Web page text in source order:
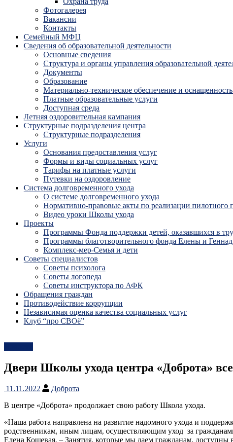
Фотогалерея
Вакансии
Контакты
Семейный МФЦ
Сведения об образовательной деятельности
Основные сведения
Структура и органы управления образовательной
Документы
Образование
Материально-техническое обеспечение и оснащенность
Платные образовательные услуги
Доступная среда
Летняя оздоровительная кампания
Структурные подразделения центра
Структурные подразделения
Услуги
Основания предоставления услуг
Формы и виды социальных услуг
Тарифы на платные услуги
Путевки на оздоровление
Система долговременного ухода
О системе долговременного ухода
Нормативно-правовые акты по реализации пилотного
Видео уроки Школы ухода
Проекты
Программы Фонда поддержки детей, оказавшихся в
Программы благотворительного фонда Елены и
Комплекс-мер-Семья и дети
Советы специалистов
Советы психолога
Советы логопеда
Советы инструктора по АФК
Обращения граждан
Противодействие коррупции
Независимая оценка качества социальных услуг
Клуб “про СВОё”
Двери Школы ухода центра «Доброта»
11.11.2022
Доброта
В центре «Доброта» продолжает свою работу Школа ухода.
«Наша работа направлена на развитие надомного ухода и
родственникам, иным лицам, осуществляющим уход ​ за
Елена Кошевая. – Занятия, которые мы даем гражданам, доступны